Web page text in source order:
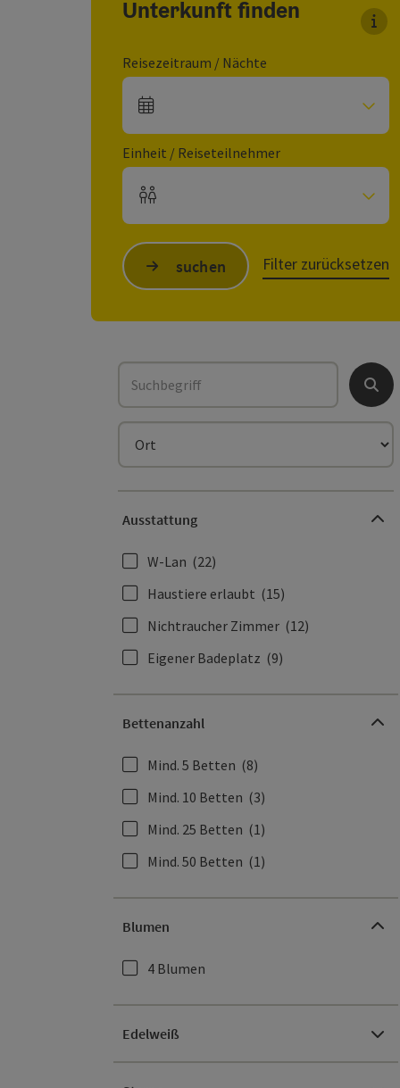
Unterkunft finden
Reisezeitraum / Nächte
An- und Abreisefelder
Einheit / Reiseteilnehmer
Einheitenanzahl und Personenfelder
suchen Filter zurücksetzen
Suchbegriff
Suchen
Ort
Ausstattung
W-Lan (22)
Haustiere erlaubt (15)
Nichtraucher Zimmer (12)
Eigener Badeplatz (9)
Bettenanzahl
Mind. 5 Betten (8)
Mind. 10 Betten (3)
Mind. 25 Betten (1)
Mind. 50 Betten (1)
Blumen
4 Blumen
Edelweiß